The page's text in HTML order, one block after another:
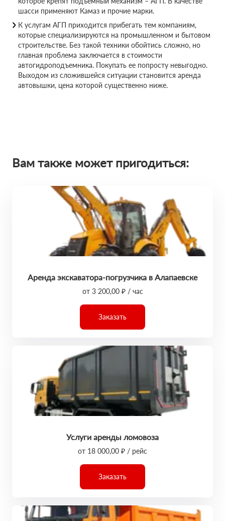
шасси применяют Камаз и прочие марки.
К услугам АГП приходится прибегать тем компаниям,
которые специализируются на промышленном и бытовом
строительстве. Без такой техники обойтись сложно, но
главная проблема заключается в стоимости
автогидроподъемника. Покупать ее попросту невыгодно.
Выходом из сложившейся ситуации становится аренда
автовышки, цена которой существенно ниже.
Вам также может пригодиться:
Аренда экскаватора-погрузчика в Алапаевске
от 3 200,00 ₽ / час
Заказать
Услуги аренды ломовоза
от 18 000,00 ₽ / рейс
Заказать